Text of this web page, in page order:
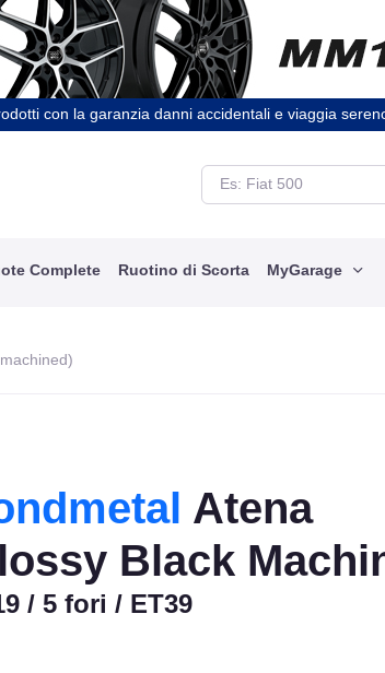
con la garanzia danni accidentali e viaggia
Complete Ruotino di Scorta MyGarage
Atena
Black
/ 5 fori / ET39